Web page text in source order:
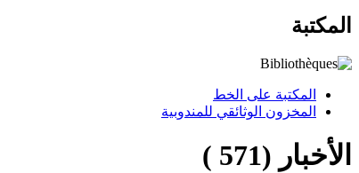
المكتبة
المكتبة على الخط
المخزون الوثائقي للمندوبية
الأخبار (571 )